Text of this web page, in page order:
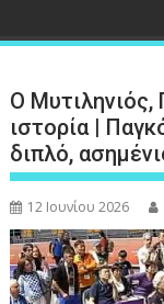
Ο Μυτιληνιός,
ιστορία |
διπλό,
12 Ιουνίου 2026